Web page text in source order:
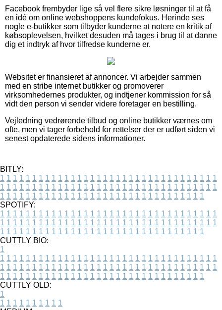
Facebook frembyder lige så vel flere sikre løsninger til at få
en idé om online webshoppens kundefokus. Herinde ses
nogle e-butikker som tilbyder kunderne at notere en kritik af
købsoplevelsen, hvilket desuden må tages i brug til at danne
dig et indtryk af hvor tilfredse kunderne er.
Websitet er finansieret af annoncer. Vi arbejder sammen
med en stribe internet butikker og promoverer
virksomhedernes produkter, og indtjener kommission for så
vidt den person vi sender videre foretager en bestilling.
Vejledning vedrørende tilbud og online butikker værnes om
ofte, men vi tager forbehold for rettelser der er udført siden vi
senest opdaterede sidens informationer.
BITLY:
1 1 1 1 1 1 1 1 1 1 1 1 1 1 1 1 1 1 1 1 1 1 1 1 1 1 1 1 1 1 1 1 1 1
1 1 1 1 1 1 1 1 1 1 1 1 1 1 1 1 1 1 1 1 1 1 1 1 1 1 1 1 1 1 1 1 1 1
1 1 1 1 1 1 1 1 1 1 1 1 1 1 1 1 1 1 1 1 1 1 1 1 1 1 1 1 1 1 1 1
SPOTIFY:
1 1 1 1 1 1 1 1 1 1 1 1 1 1 1 1 1 1 1 1 1 1 1 1 1 1 1 1 1 1 1 1 1 1
1 1 1 1 1 1 1 1 1 1 1 1 1 1 1 1 1 1 1 1 1 1 1 1 1 1 1 1 1 1 1 1 1 1
1 1 1 1 1 1 1 1 1 1 1 1 1 1 1 1 1 1 1 1 1 1 1 1 1 1 1 1 1 1 1 1
CUTTLY BIO:
1
1 1 1 1 1 1 1 1 1 1 1 1 1 1 1 1 1 1 1 1 1 1 1 1 1 1 1 1 1 1 1 1 1 1
1 1 1 1 1 1 1 1 1 1 1 1 1 1 1 1 1 1 1 1 1 1 1 1 1 1 1 1 1 1 1 1 1 1
1 1 1 1 1 1 1 1 1 1 1 1 1 1 1 1 1 1 1 1 1 1 1 1 1 1 1 1 1 1 1 1
CUTTLY OLD:
1
1 1 1 1 1 1 1 1 1 1